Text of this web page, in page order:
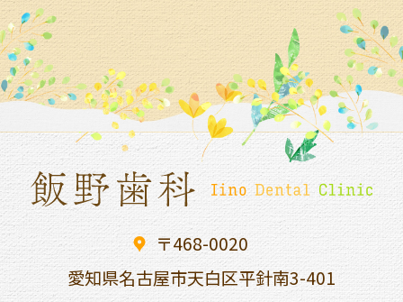
〒468-0020
愛知県名古屋市天白区平針南3-401